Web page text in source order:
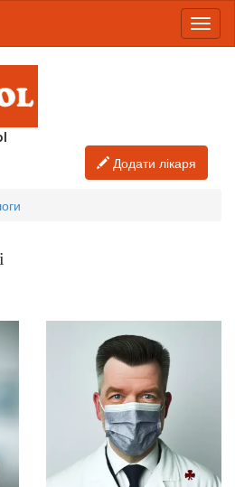
Додати лікаря